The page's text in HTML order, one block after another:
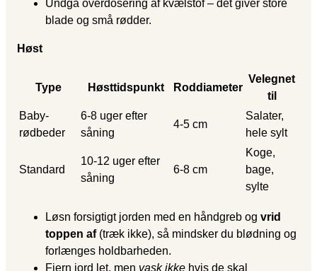
Undgå overdosering af kvælstof – det giver store
blade og små rødder.
Høst
Type Høsttidspunkt Roddiameter
Velegnet
til
Baby-
rødbeder
6-8 uger efter
såning
4-5 cm
Salater,
hele sylt
Standard
10-12 uger efter
såning
6-8 cm
Koge,
bage,
sylte
Løsn forsigtigt jorden med en håndgreb og vrid
toppen af(træk ikke), så mindsker du blødning og
forlænges holdbarheden.
Fjern jord let, men vask ikke hvis de skal